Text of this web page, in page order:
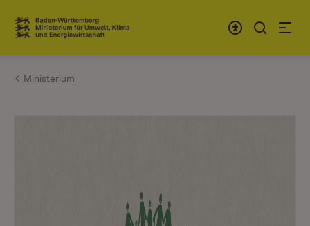
Zum Inhalt springen
Link zur Startseite
Ministerium